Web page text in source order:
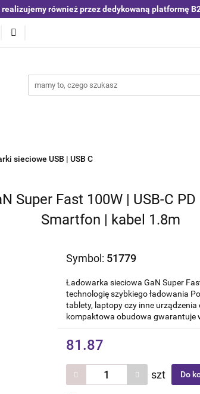
również przez dedykowaną platformę
detektory Switche | Ethernet Anteny
sieciowe USB | USB C
Super Fast 100W | USB-C
Smartfon | kabel 1.8m
Symbol: 51779
Ładowarka sieciowa GaN Super
technologię szybkiego ładowania
tablety, laptopy czy inne urządzenia
kompaktowa obudowa gwarantuje
81.87
szt Do